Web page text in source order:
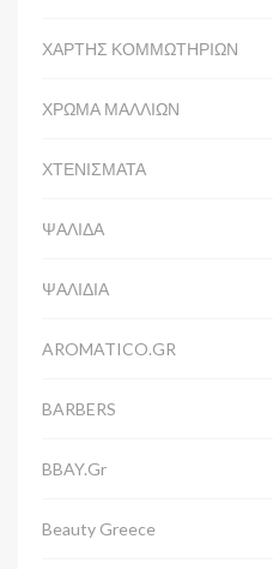
ΧΑΡΤΗΣ ΚΟΜΜΩΤΗΡΙΩΝ
ΧΡΩΜΑ ΜΑΛΛΙΩΝ
ΧΤΕΝΙΣΜΑΤΑ
ΨΑΛΙΔΑ
ΨΑΛΙΔΙΑ
AROMATICO.GR
BARBERS
BBAY.gr
Beauty Greece